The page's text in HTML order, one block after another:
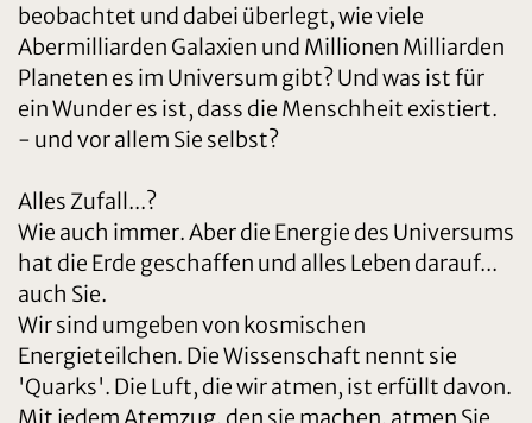
beobachtet und dabei überlegt, wie viele
Abermilliarden Galaxien und Millionen Milliarden
Planeten es im Universum gibt? Und was ist für
ein Wunder es ist, dass die Menschheit existiert.
- und vor allem Sie selbst?
Alles Zufall...?
Wie auch immer. Aber die Energie des Universums
hat die Erde geschaffen und alles Leben darauf...
auch Sie.
Wir sind umgeben von kosmischen
Energieteilchen. Die Wissenschaft nennt sie
'Quarks'. Die Luft, die wir atmen, ist erfüllt davon.
Mit jedem Atemzug, den sie machen, atmen Sie